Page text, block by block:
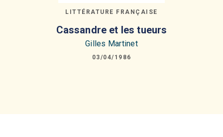
LITTÉRATURE FRANÇAISE
Cassandre et les tueurs
Gilles Martinet
03/04/1986